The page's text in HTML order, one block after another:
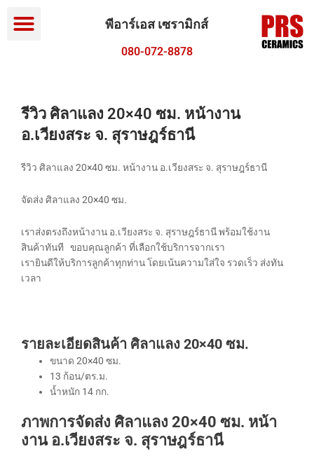
Menu พีอาร์เอส เซรามิกส์
080-072-8878
รีวิว ศิลาแลง 20×40 ซม. หน้างาน
อ.เวียงสระ จ. สุราษฎร์ธานี
รีวิว ศิลาแลง 20×40 ซม. หน้างาน อ.เวียงสระ จ. สุราษฎร์ธานี
จัดส่ง ศิลาแลง 20×40 ซม.
เราส่งตรงถึงหน้างาน อ.เวียงสระ จ. สุราษฎร์ธานี พร้อมใช้งาน
สินค้าทันที ขอบคุณลูกค้า ที่เลือกใช้บริการจากเรา
เรายินดีให้บริการลูกค้าทุกท่าน โดยเน้นความใส่ใจ รวดเร็ว ส่งทัน
เวลา
รายละเอียดสินค้า ศิลาแลง 20×40 ซม.
ขนาด 20×40 ซม.
13 ก้อน/ตร.ม.
น้ำหนัก 14 กก.
ภาพการจัดส่ง ศิลาแลง 20×40 ซม. หน้า
งาน อ.เวียงสระ จ. สุราษฎร์ธานี